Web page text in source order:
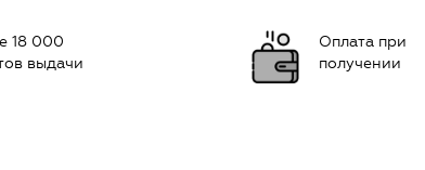
18 000
выдачи
Оплата при
получении